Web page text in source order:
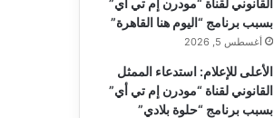
ر
ا
م
القانوني لقناة “مودرن إم تي أي”
بسبب برنامج “اليوم هنا القاهرة”
أغسطس 5, 2026
الأعلى للإعلام: استدعاء الممثل
القانوني لقناة “مودرن إم تي أي”
بسبب برنامج “حلوة بلادي”